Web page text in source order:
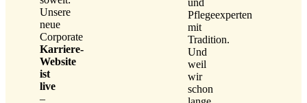
Unsere
neue
Corporate
Karriere-
Website
ist
live
–
Pflegeexperten
mit
Tradition.
Und
weil
wir
schon